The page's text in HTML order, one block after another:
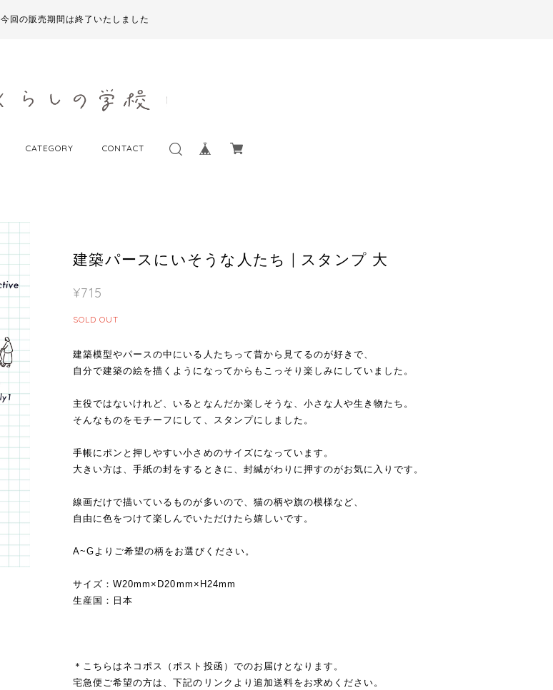
今回の販売期間は終了いたしました
CATEGORY CONTACT
建築パースにいそうな人たち | スタンプ 大
¥715
SOLD OUT
建築模型やパースの中にいる人たちって昔から見てるのが好きで、
自分で建築の絵を描くようになってからもこっそり楽しみにしていました。
主役ではないけれど、いるとなんだか楽しそうな、小さな人や生き物たち。
そんなものをモチーフにして、スタンプにしました。
手帳にポンと押しやすい小さめのサイズになっています。
大きい方は、手紙の封をするときに、封緘がわりに押すのがお気に入りです。
線画だけで描いているものが多いので、猫の柄や旗の模様など、
自由に色をつけて楽しんでいただけたら嬉しいです。
A~Gよりご希望の柄をお選びください。
サイズ：W20mm×D20mm×H24mm
生産国：日本
＊こちらはネコポス（ポスト投函）でのお届けとなります。
宅急便ご希望の方は、下記のリンクより追加送料をお求めください。